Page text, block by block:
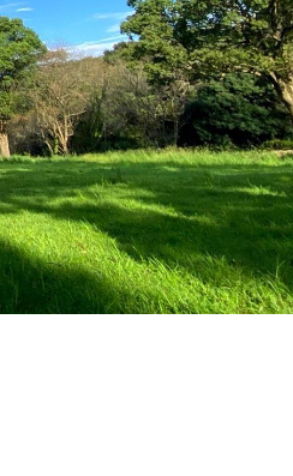
10%OFFとなる特別企画を実施して
ご参加をお待ちしています！
）も募集しています。